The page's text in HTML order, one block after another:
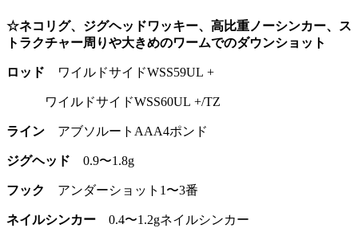
☆ネコリグ、ジグヘッドワッキー、高比重ノーシンカー、ス
トラクチャー周りや大きめのワームでのダウンショット
ロッド ワイルドサイドWSS59UL +
ワイルドサイドWSS60UL +/TZ
ライン アブソルートAAA4ポンド
ジグヘッド 0.9〜1.8g
フック アンダーショット1〜3番
ネイルシンカー 0.4〜1.2gネイルシンカー